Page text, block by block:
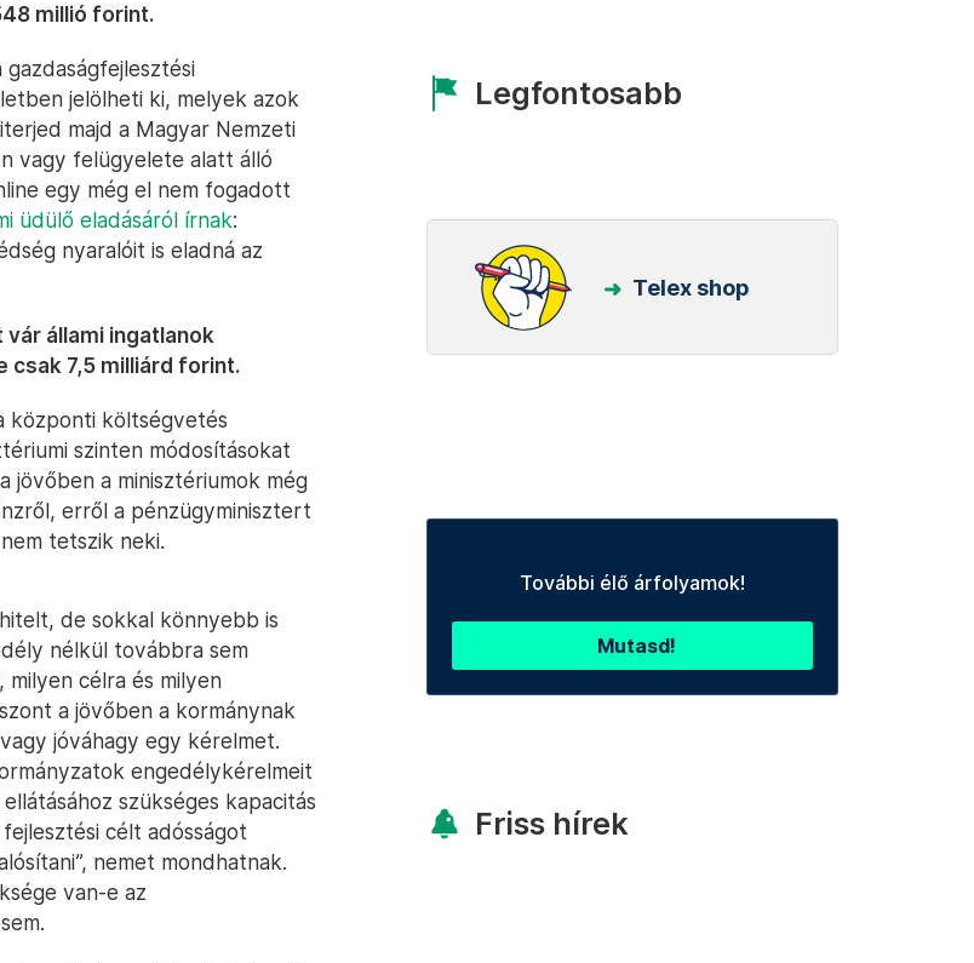
millió forint.
jelölheti ki, melyek azok
majd a Magyar Nemzeti
vagy felügyelete alatt álló
egy még el nem fogadott
üdülő eladásáról írnak:
nyaralóit is eladná az
állami ingatlanok
7,5 milliárd forint.
központi költségvetés
szinten módosításokat
jövőben a minisztériumok még
erről a pénzügyminisztert
tetszik neki.
de sokkal könnyebb is
nélkül továbbra sem
célra és milyen
a jövőben a kormánynak
jóváhagy egy kérelmet.
engedélykérelmeit
szükséges kapacitás
célt adósságot
nemet mondhatnak.
van-e az
Legfontosabb
Telex shop
További élő árfolyamok!
Mutasd!
Friss hírek